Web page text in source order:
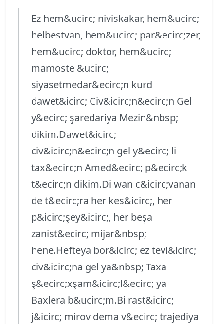
Ez hem&ucirc; niviskakar, hem&ucirc;
helbestvan, hem&ucirc; par&ecirc;zer,
hem&ucirc; doktor, hem&ucirc;
mamoste &ucirc;
siyasetmedar&ecirc;n kurd
dawet&icirc; Civ&icirc;n&ecirc;n Gel
y&ecirc; şaredariya Mezin&nbsp;
dikim.Dawet&icirc;
civ&icirc;n&ecirc;n gel y&ecirc; li
tax&ecirc;n Amed&ecirc; p&ecirc;k
t&ecirc;n dikim.Di wan c&icirc;vanan
de t&ecirc;ra her kes&icirc;, her
p&icirc;şey&icirc;, her beşa
zanist&ecirc; mijar&nbsp;
hene.Hefteya bor&icirc; ez tevl&icirc;
civ&icirc;na gel ya&nbsp; Taxa
ş&ecirc;xşam&icirc;l&ecirc; ya
Baxlera b&ucirc;m.Bi rast&icirc;
j&icirc; mirov dema v&ecirc; trajediya